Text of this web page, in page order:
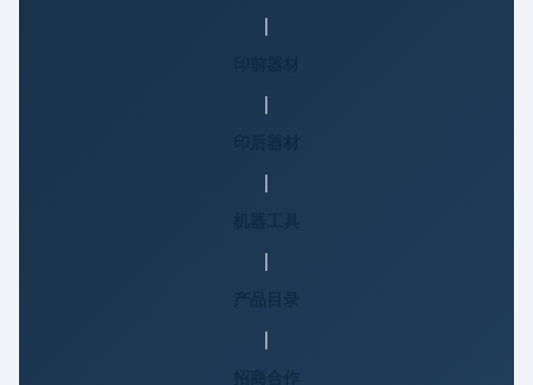
|
|
|
|
|